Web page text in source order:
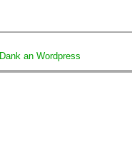
Dank an Wordpress